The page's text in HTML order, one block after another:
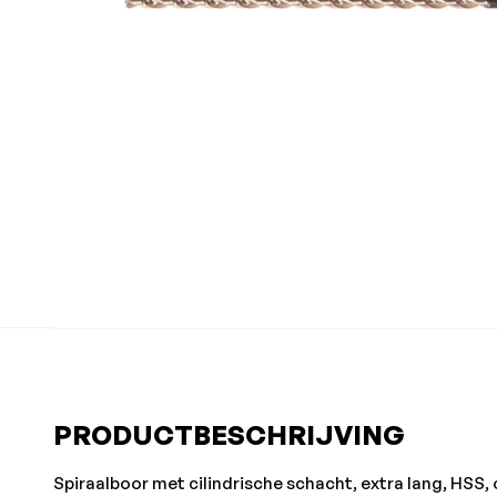
PRODUCTBESCHRIJVING
Spiraalboor met cilindrische schacht, extra lang, HSS,